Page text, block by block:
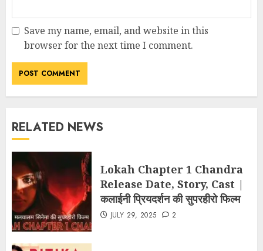
Save my name, email, and website in this
browser for the next time I comment.
RELATED NEWS
Lokah Chapter 1 Chandra
Release Date, Story, Cast |
कलाईनी प्रियदर्शन की सुपरहीरो फिल्म
JULY 29, 2025 2